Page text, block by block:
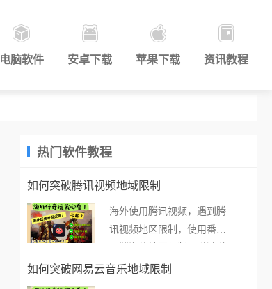
电脑软件 安卓下载 苹果下载 资讯教程
热门软件教程
如何突破腾讯视频地域限制
海外使用腾讯视频，遇到腾
讯视频地区限制，使用番茄
外打开腾讯视频，却突然弹
如何突破网易云音乐地域限制